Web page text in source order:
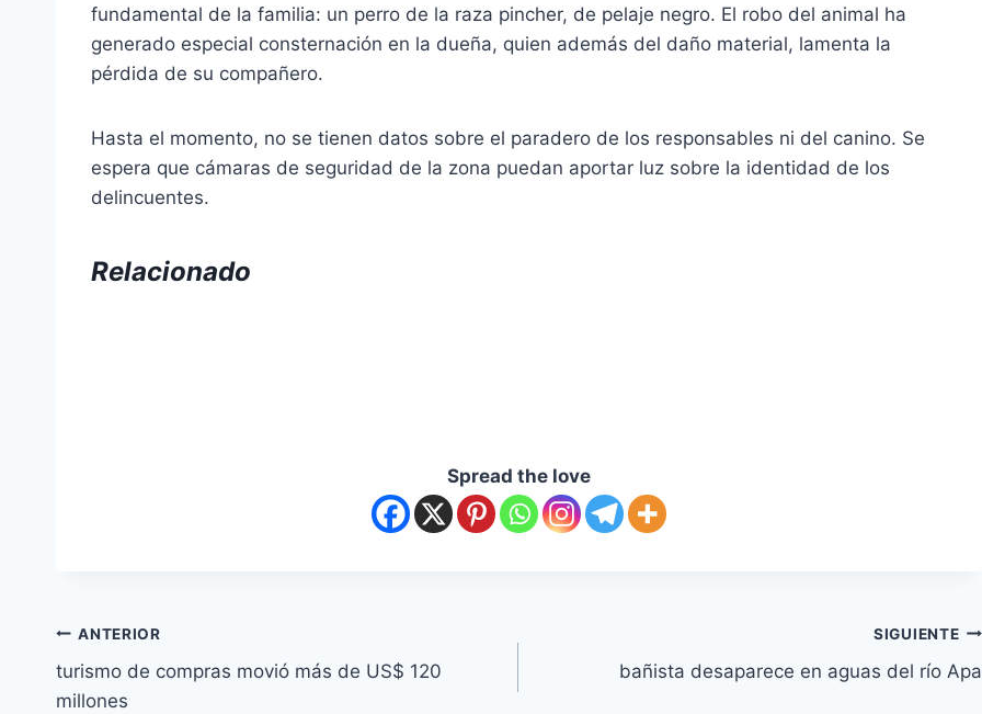
fundamental de la familia: un perro de la raza pincher, de pelaje negro. El robo del animal ha
generado especial consternación en la dueña, quien además del daño material, lamenta la
pérdida de su compañero.
Hasta el momento, no se tienen datos sobre el paradero de los responsables ni del canino. Se
espera que cámaras de seguridad de la zona puedan aportar luz sobre la identidad de los
delincuentes.
Relacionado
Spread the love
ANTERIOR
turismo de compras movió más de US$ 120
millones
SIGUIENTE
bañista desaparece en aguas del río Apa